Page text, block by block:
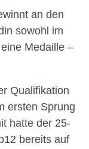
an den
sowohl im
Medaille –
Qualifikation
ersten Sprung
hatte der 25-
bereits auf